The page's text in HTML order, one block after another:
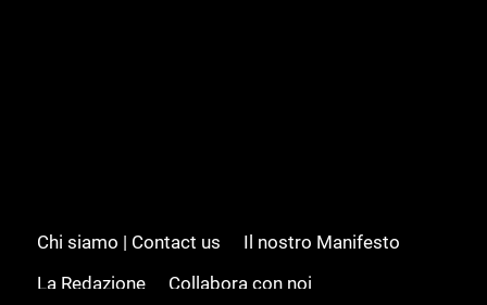
Chi siamo | Contact us
Il nostro Manifesto
La Redazione
Collabora con noi